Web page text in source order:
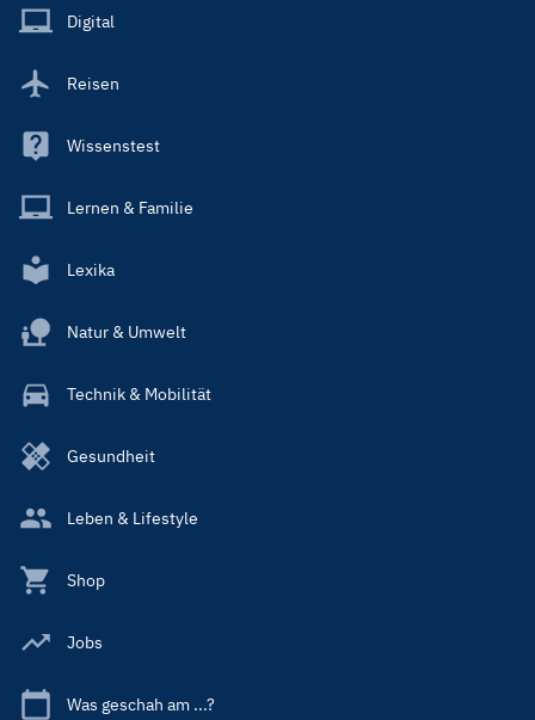
Main
Digital
Reisen
Wissenstest
Lernen & Familie
Lexika
Natur & Umwelt
Technik & Mobilität
Gesundheit
Leben & Lifestyle
Shop
Jobs
Was geschah am ...?